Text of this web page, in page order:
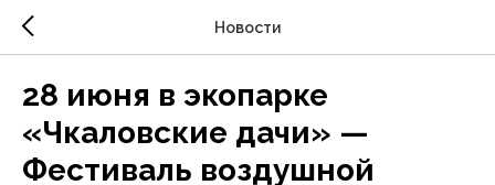
Новости
28 июня в экопарке
«Чкаловские дачи» —
Фестиваль воздушной